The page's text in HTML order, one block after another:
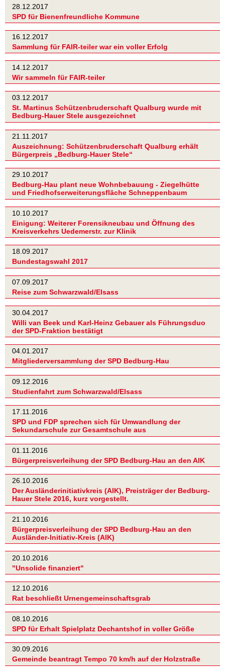
28.12.2017
SPD für Bienenfreundliche Kommune
16.12.2017
Sammlung für FAIR-teiler war ein voller Erfolg
14.12.2017
Wir sammeln für FAIR-teiler
03.12.2017
St. Martinus Schützenbruderschaft Qualburg wurde mit
Bedburg-Hauer Stele ausgezeichnet
21.11.2017
Auszeichnung: Schützenbruderschaft Qualburg erhält
Bürgerpreis „Bedburg-Hauer Stele“
29.10.2017
Bedburg-Hau plant neue Wohnbebauung - Ziegelhütte
und Friedhofserweiterungsfläche Schneppenbaum
10.10.2017
Einigung: Weiterer Forensikneubau und Öffnung des
Kreisverkehrs Uedemerstr. zur Klinik
18.09.2017
Bundestagswahl 2017
07.09.2017
Reise zum Schwarzwald/Elsass
30.04.2017
Willi van Beek und Karl-Heinz Gebauer als Führungsduo
der SPD-Fraktion bestätigt
04.01.2017
Mitgliederversammlung der SPD Bedburg-Hau
09.12.2016
Studienfahrt zum Schwarzwald/Elsass
17.11.2016
SPD und FDP sprechen sich für Umwandlung der
Sekundarschule zur Gesamtschule aus
01.11.2016
Bürgerpreisverleihung der SPD Bedburg-Hau an den AIK
26.10.2016
Der Ausländerinitiativkreis (AIK), Preisträger der Bedburg-
Hauer Stele 2016, kurz vorgestellt.
21.10.2016
Bürgerpreisverleihung der SPD Bedburg-Hau an den
Ausländer-Initiativ-Kreis (AIK)
20.10.2016
"Unsolide finanziert"
12.10.2016
Rat beschließt Urnengemeinschaftsgrab
08.10.2016
SPD für Erhalt Spielplatz Dechantshof in voller Größe
30.09.2016
Gemeinde beantragt Tempo 70 km/h auf der Holzstraße